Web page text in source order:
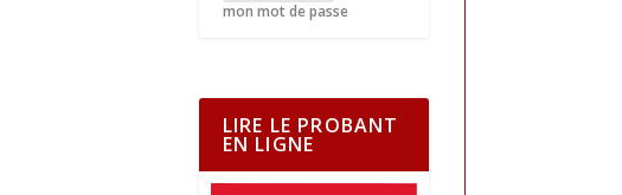
mon mot de passe
LIRE LE PROBANT
EN LIGNE